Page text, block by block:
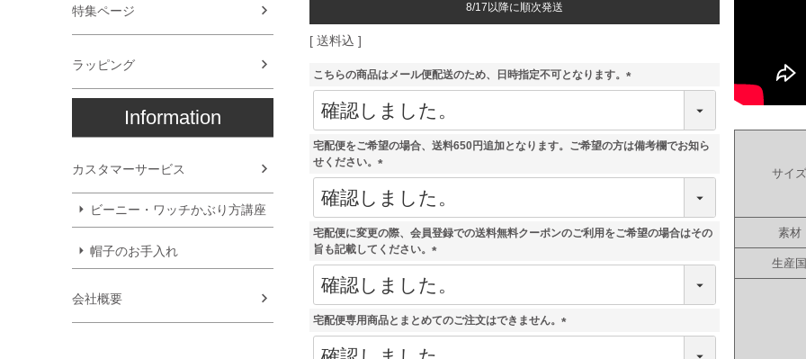
特集ページ
ラッピング
Information
カスタマーサービス
ビーニー・ワッチかぶり方講座
帽子のお手入れ
会社概要
8/17以降に順次発送
送料込
こちらの商品はメール便配送のため、日時指定不可となります。
(
須
)
宅配便をご希望の場合、送料650円追加となります。ご希望の方は備考欄でお知ら
せください。
(
必
須
)
宅配便に変更の際、会員登録での送料無料クーポンのご利用をご希望の場合はその
旨も記載してください。
(
必
須
)
宅配便専用商品とまとめてのご注文はできません。
(
サイズ
素材
生産国